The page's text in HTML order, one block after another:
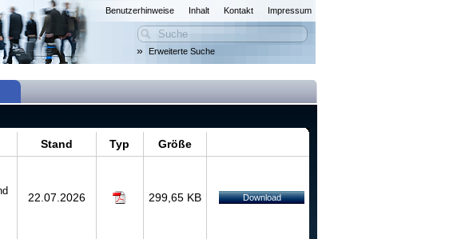
Benutzerhinweise Inhalt Kontakt Impressum
» Erweiterte Suche
Stand Typ Größe
22.07.2026 299,65 KB Download